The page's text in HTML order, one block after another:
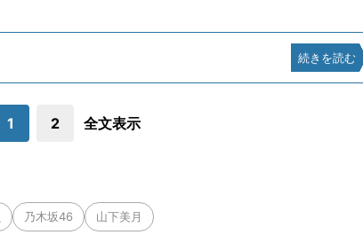
続きを読む
1 2 全文表示
乃木坂46 山下美月